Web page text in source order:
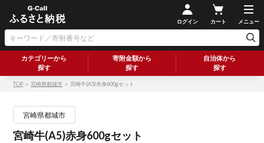
ログイン カート メニュー
カテゴリーから
探す
寄附金額から
探す
自治体から
探す
TOP ＞宮崎県都城市 ＞ 宮崎牛(A5)赤身600gセット
宮崎県都城市
宮崎牛(A5)赤身600gセット